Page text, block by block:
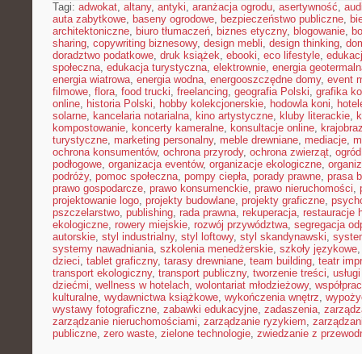
Tagi: adwokat, altany, antyki, aranżacja ogrodu, asertywność,
auta zabytkowe, baseny ogrodowe, bezpieczeństwo publiczne,
architektoniczne, biuro tłumaczeń, biznes etyczny, blogowanie,
sharing, copywriting biznesowy, design mebli, design thinking,
doradztwo podatkowe, druk książek, ebooki, eco lifestyle,
społeczna, edukacja turystyczna, elektrownie, energia
energia wiatrowa, energia wodna, energooszczędne domy, event
filmowe, flora, food trucki, freelancing, geografia Polski, grafika
online, historia Polski, hobby kolekcjonerskie, hodowla koni,
solarne, kancelaria notarialna, kino artystyczne, kluby literackie,
kompostowanie, koncerty kameralne, konsultacje online,
turystyczne, marketing personalny, meble drewniane, mediacje,
ochrona konsumentów, ochrona przyrody, ochrona zwierząt,
podłogowe, organizacja eventów, organizacje ekologiczne,
podróży, pomoc społeczna, pompy ciepła, porady prawne, prasa
prawo gospodarcze, prawo konsumenckie, prawo nieruchomości,
projektowanie logo, projekty budowlane, projekty graficzne,
pszczelarstwo, publishing, rada prawna, rekuperacja, restauracje
ekologiczne, rowery miejskie, rozwój przywództwa, segregacja
autorskie, styl industrialny, styl loftowy, styl skandynawski,
systemy nawadniania, szkolenia menedżerskie, szkoły językowe
dzieci, tablet graficzny, tarasy drewniane, team building, teatr
transport ekologiczny, transport publiczny, tworzenie treści,
dziećmi, wellness w hotelach, wolontariat młodzieżowy,
kulturalne, wydawnictwa książkowe, wykończenia wnętrz,
wystawy fotograficzne, zabawki edukacyjne, zadaszenia,
zarządzanie nieruchomościami, zarządzanie ryzykiem,
publiczne, zero waste, zielone technologie, zwiedzanie z